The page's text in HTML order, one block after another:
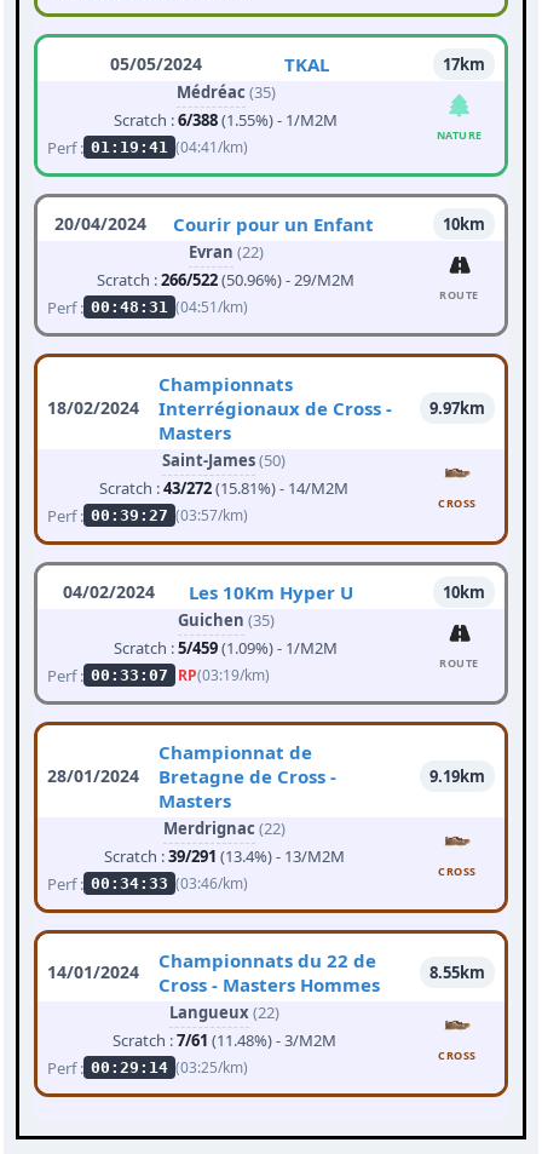
05/05/2024 TKAL
17km
Médréac (35)
Scratch :6/388(1.55%) - 1/M2M
Perf : 01:19:41 (04:41/km)
NATURE
20/04/2024 Courir pour un Enfant
10km
Evran (22)
Scratch :266/522(50.96%) - 29/M2M
Perf : 00:48:31 (04:51/km)
ROUTE
18/02/2024
Championnats
Interrégionaux de Cross -
Masters
9.97km
Saint-James(50)
Scratch :43/272(15.81%) - 14/M2M
Perf : 00:39:27 (03:57/km)
CROSS
04/02/2024 Les 10Km Hyper U
10km
Guichen (35)
Scratch :5/459(1.09%) - 1/M2M
Perf : 00:33:07 RP(03:19/km)
ROUTE
28/01/2024
Championnat de
Bretagne de Cross -
Masters
9.19km
Merdrignac (22)
Scratch :39/291 (13.4%) - 13/M2M
Perf : 00:34:33 (03:46/km)
CROSS
14/01/2024
Championnats du 22 de
Cross - Masters Hommes
8.55km
Langueux(22)
Scratch :7/61 (11.48%) - 3/M2M
Perf : 00:29:14 (03:25/km)
CROSS